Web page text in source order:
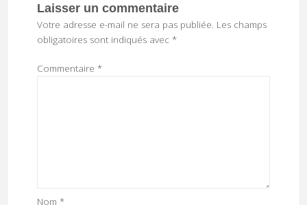
Laisser un commentaire
Votre adresse e-mail ne sera pas publiée. Les champs
obligatoires sont indiqués avec *
Commentaire *
Nom *